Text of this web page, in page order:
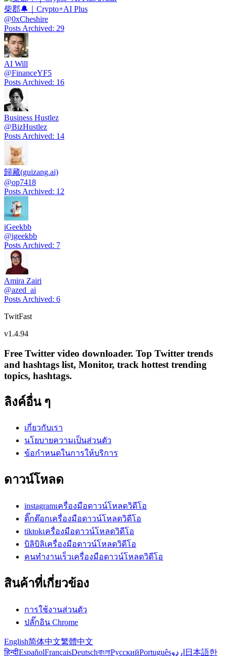
柴郡🔔｜Crypto+AI Plus
@0xCheshire
Posts Archived: 29
AI Will
@FinanceYF5
Posts Archived: 16
Business Hustlez
@BizHustlez
Posts Archived: 14
歸藏(guizang.ai)
@op7418
Posts Archived: 12
iGeekbb
@igeekbb
Posts Archived: 7
Amira Zairi
@azed_ai
Posts Archived: 6
TwitFast
v1.4.94
Free Twitter video downloader. Top Twitter trends
and hashtags list, Monitor, track hottest trending
topics, hashtags.
ลิงค์อื่น ๆ
เกี่ยวกับเรา
นโยบายความเป็นส่วนตัว
ข้อกำหนดในการให้บริการ
ดาวน์โหลด
instagramเครื่องมือดาวน์โหลดวิดีโอ
ติ๊กต๊อกเครื่องมือดาวน์โหลดวิดีโอ
tiktokเครื่องมือดาวน์โหลดวิดีโอ
บิลิบิลิเครื่องมือดาวน์โหลดวิดีโอ
คนทำงานเร็วเครื่องมือดาวน์โหลดวิดีโอ
สินค้าที่เกี่ยวข้อง
การใช้งานส่วนตัว
ปลั๊กอิน Chrome
English简体中文繁體中文
हिन्दीEspañolFrançaisDeutschবাংলাРусскийPortuguêsاردو 日本語한